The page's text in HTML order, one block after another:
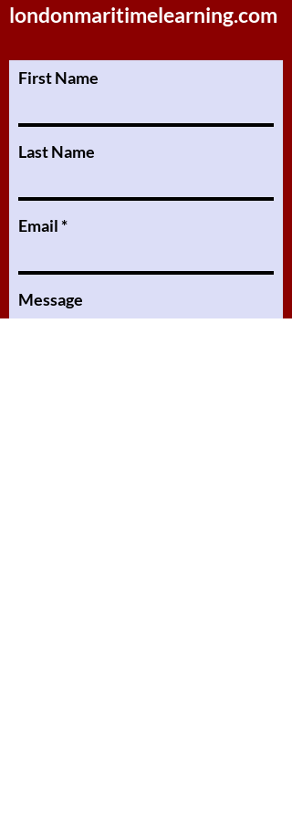
londonmaritimelearning.com
First Name
Last Name
Email
Message